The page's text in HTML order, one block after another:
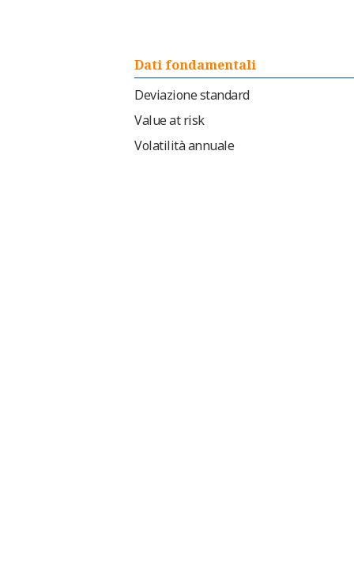
Dati fondamentali
Deviazione standard
Value at risk
Volatilità annuale